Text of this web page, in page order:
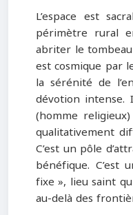
L’espace est
périmètre rural
abriter le
est cosmique par
la sérénité de
dévotion
(homme
qualitativement
C’est un pôle
bénéfique.
fixe », lieu saint
au-delà des